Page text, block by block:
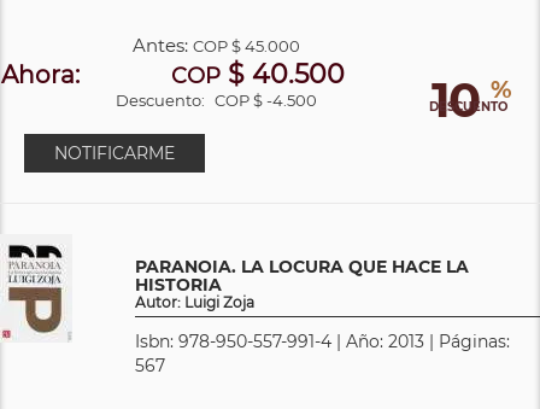
10 %
DESCUENTO
Antes: COP$ 45.000
Ahora: COP $ 40.500
Descuento: COP $ -4.500
NOTIFICARME
PARANOIA. LA LOCURA QUE HACE LA
HISTORIA
Autor: Luigi Zoja
Isbn: 978-950-557-991-4 | Año: 2013 | Páginas:
567